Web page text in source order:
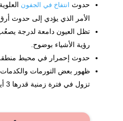
حدوث انتفاخ في الجفون
الأمر الذي يؤدي إلى حدوث أرق
تظل العيون دامعة لدرجة
رؤية الأشياء بوضوح.
حدوث إحمرار في محيط منطقة
ظهور بعض التورمات
تزول في فترة زمنية قدرها 3 أيام فقط.